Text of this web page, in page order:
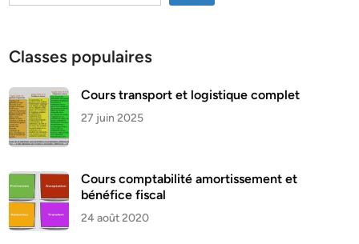
Classes populaires
Cours transport et logistique complet
27 juin 2025
Cours comptabilité amortissement et
bénéfice fiscal
24 août 2020